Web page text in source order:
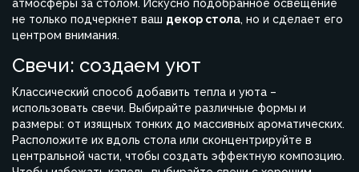
атмосферы за столом. Искусно подобранное освещение
не только подчеркнет ваш декор стола, но и сделает его
центром внимания.
Свечи: создаем уют
Классический способ добавить тепла и уюта –
использовать свечи. Выбирайте различные формы и
размеры: от изящных тонких до массивных ароматических.
Расположите их вдоль стола или сконцентрируйте в
центральной части, чтобы создать эффектную композцию.